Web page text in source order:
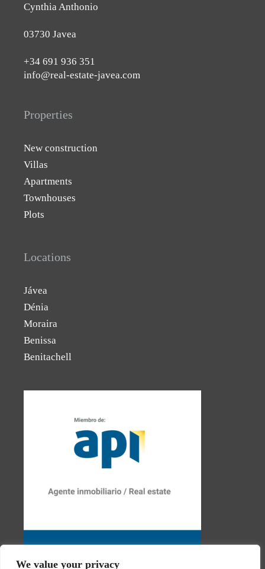
We value your privacy
Cynthia Anthonio
03730 Javea
+34 691 936 351
info@real-estate-javea.com
Properties
New construction
Villas
Apartments
Townhouses
Plots
Locations
Jávea
Dénia
Moraira
Benissa
Benitachell